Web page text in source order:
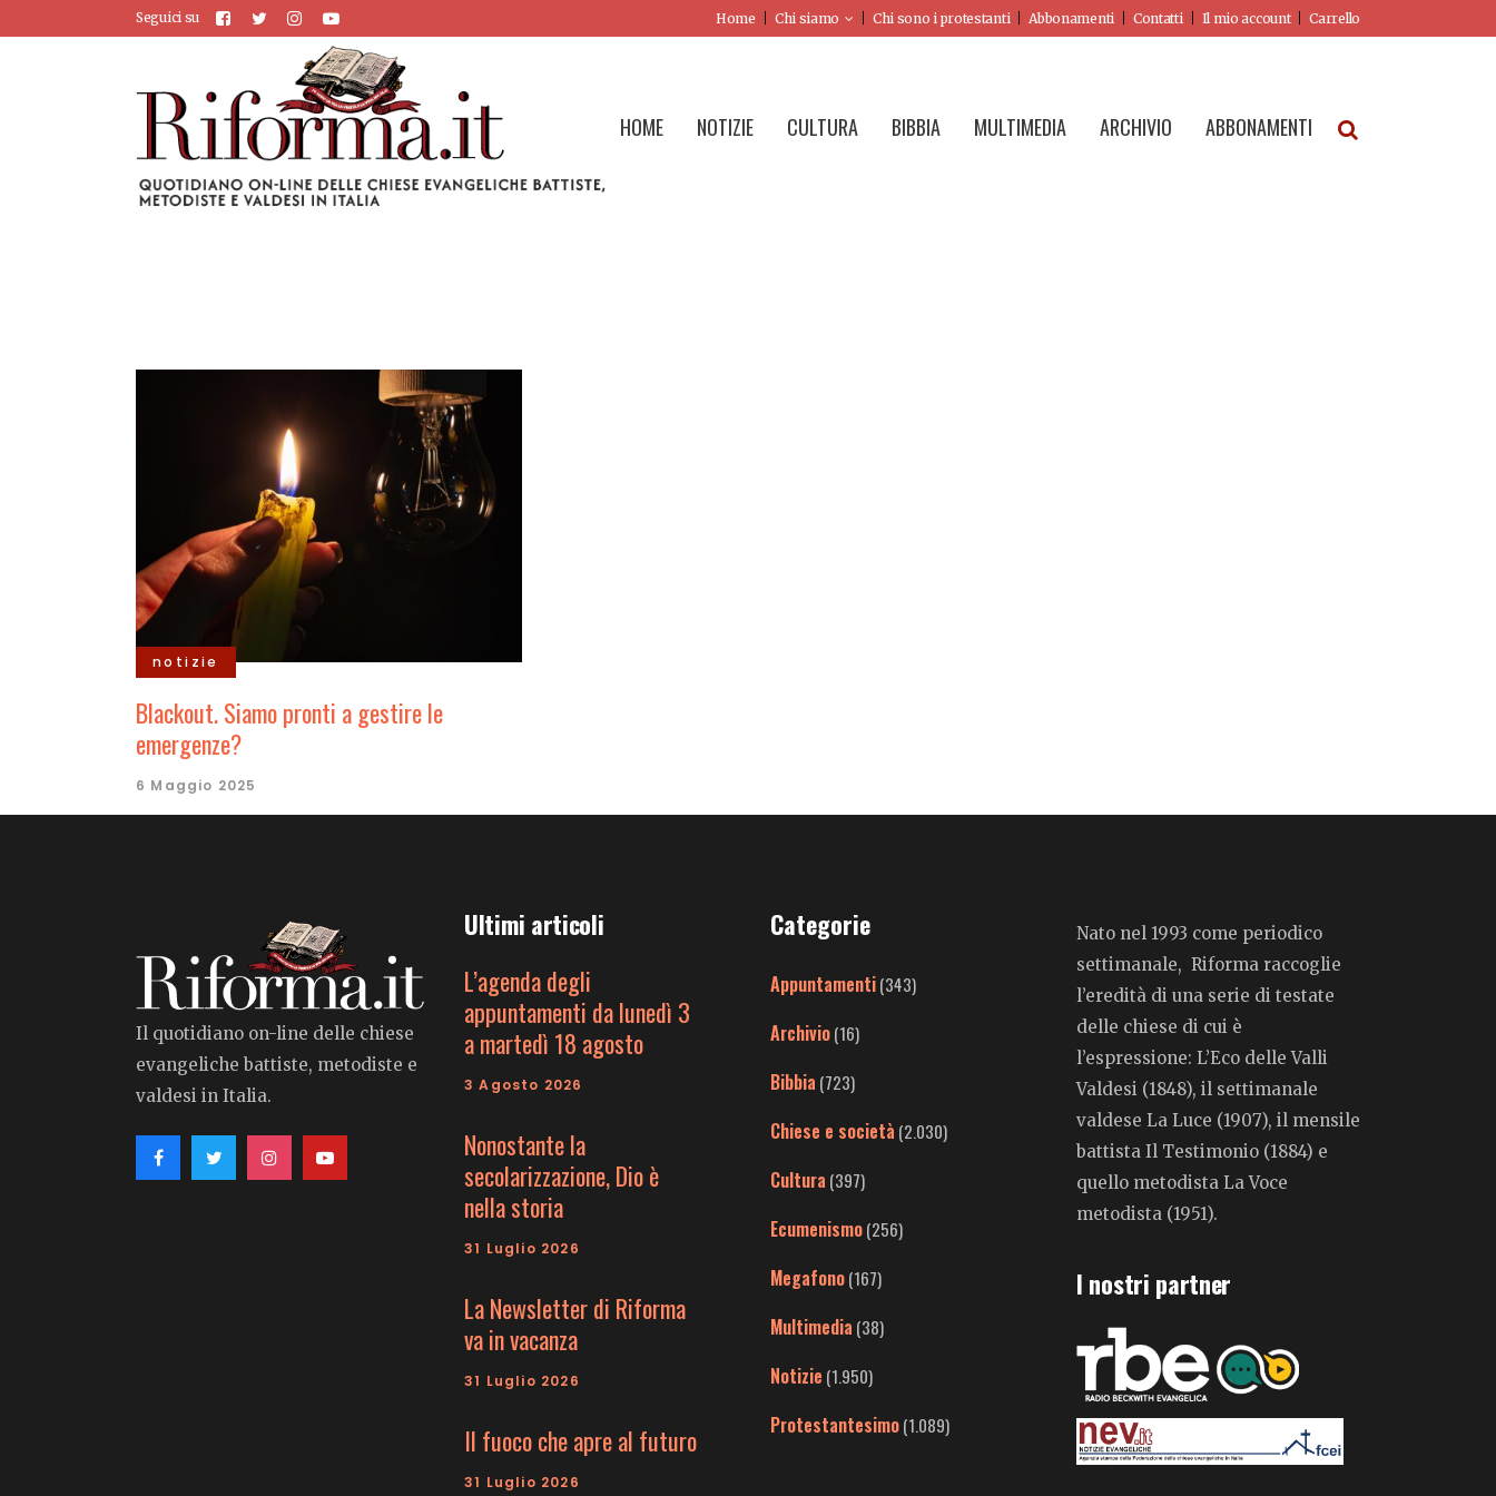
Seguici su Home Chi siamo Chi sono i protestanti Abbonamenti Contatti Il mio account Carrello
HOME NOTIZIE CULTURA BIBBIA MULTIMEDIA ARCHIVIO ABBONAMENTI
notizie
Blackout. Siamo pronti a gestire le
emergenze?
6 Maggio 2025
Il quotidiano on-line delle chiese
evangeliche battiste, metodiste e
valdesi in Italia.
Ultimi articoli
L’agenda degli
appuntamenti da lunedì 3
a martedì 18 agosto
3 Agosto 2026
Nonostante la
secolarizzazione, Dio è
nella storia
31 Luglio 2026
La Newsletter di Riforma
va in vacanza
31 Luglio 2026
Il fuoco che apre al futuro
31 Luglio 2026
Categorie
Appuntamenti(343)
Archivio(16)
Bibbia (723)
Chiese e società (2.030)
Cultura (397)
Ecumenismo(256)
Megafono(167)
Multimedia (38)
Notizie (1.950)
Protestantesimo(1.089)
Nato nel 1993 come periodico
settimanale, Riforma raccoglie
l’eredità di una serie di testate
delle chiese di cui è
l’espressione: L’Eco delle Valli
Valdesi (1848), il settimanale
valdese La Luce (1907), il mensile
battista Il Testimonio (1884) e
quello metodista La Voce
metodista (1951).
I nostri partner